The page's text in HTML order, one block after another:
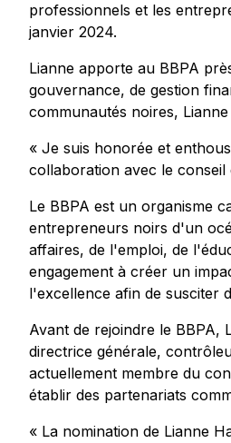
professionnels et les
janvier 2024.
Lianne apporte au BBPA
gouvernance, de gestion
communautés noires,
« Je suis honorée et
collaboration avec le
Le BBPA est un organisme
entrepreneurs noirs d'un
affaires, de l'emploi, de
engagement à créer un
l'excellence afin de susciter
Avant de rejoindre le BBPA,
directrice générale,
actuellement membre du
établir des partenariats
« La nomination de Lianne